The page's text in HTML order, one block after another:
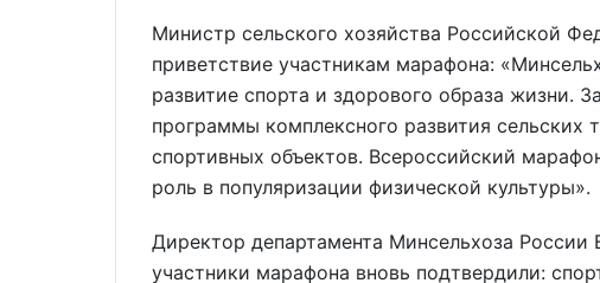
Министр сельского хозяйства Российской
приветствие участникам марафона:
развитие спорта и здорового образа жизни.
программы комплексного развития сельских
спортивных объектов. Всероссийский
роль в популяризации физической культуры».
Директор департамента Минсельхоза России
участники марафона вновь подтвердили: